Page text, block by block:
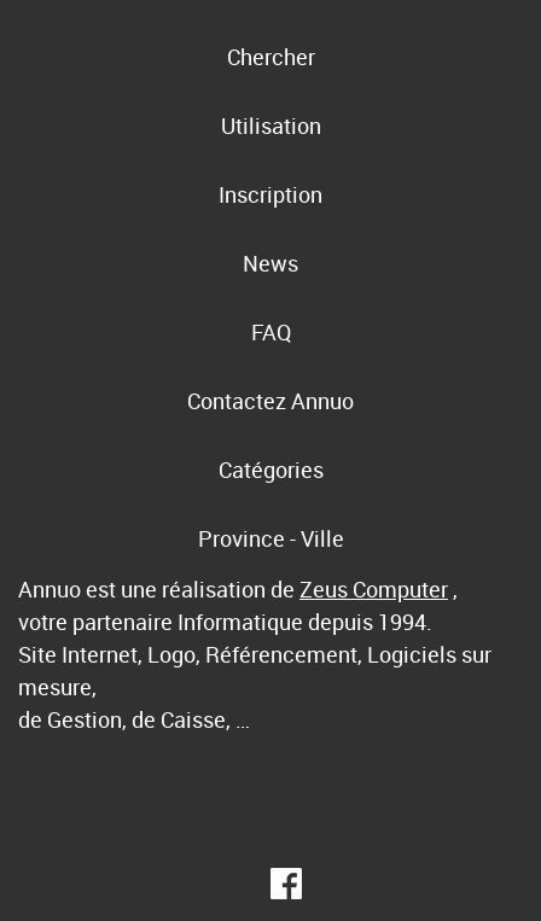
Chercher
Utilisation
Inscription
News
FAQ
Contactez Annuo
Catégories
Province - Ville
Annuo est une réalisation de Zeus Computer ,
votre partenaire Informatique depuis 1994.
Site Internet, Logo, Référencement, Logiciels sur
mesure,
de Gestion, de Caisse, …